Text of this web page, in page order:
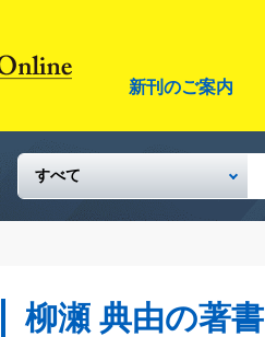
新刊のご案内
柳瀬 典由の著書